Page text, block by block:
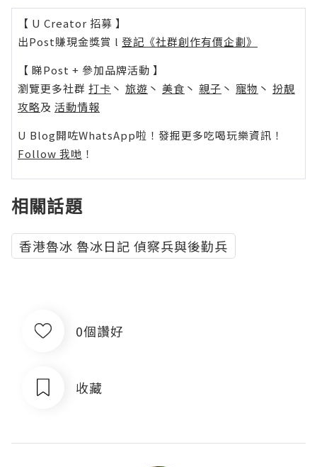
【 U Creator 招募 】
出Post賺現金獎賞 l 登記《社群創作有價企劃》
【 睇Post + 參加品牌活動 】
瀏覽更多社群 打卡 丶 旅遊 丶 美食 丶 親子 丶 寵物 丶 扮靚
攻略及 活動情報
U Blog開咗WhatsApp啦！發掘更多吃喝玩樂資訊！
Follow 我哋 ！
相關話題
香港魯冰 魯冰日記 偵察兵與後勤兵
0個讚好
收藏